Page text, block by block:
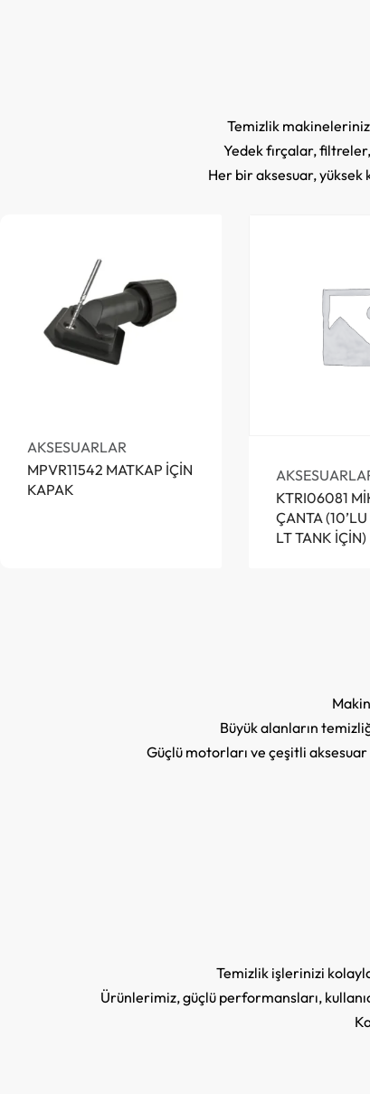
Temizlik
Yedek fırçalar,
Her bir aksesuar,
AKSESUARLAR
MPVR11542 MATKAP İÇİN
KAPAK
KTRI06081
ÇANTA
LT TANK İÇİN)
Büyük alanların
Güçlü motorları ve çeşitli
Temizlik işlerinizi
Ürünlerimiz, güçlü performansları,